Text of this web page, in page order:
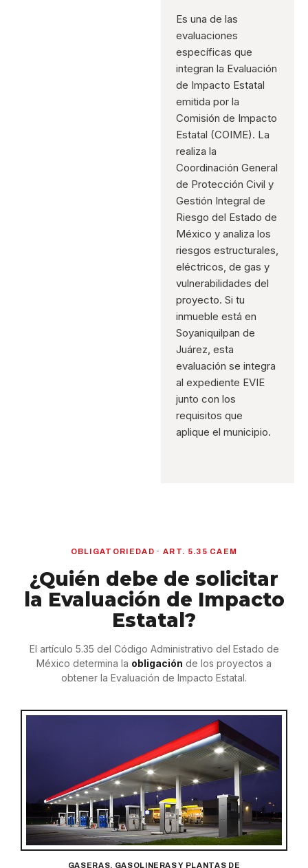
Es una de las
evaluaciones
específicas que
integran la Evaluación
de Impacto Estatal
emitida por la
Comisión de Impacto
Estatal (COIME). La
realiza la
Coordinación General
de Protección Civil y
Gestión Integral de
Riesgo del Estado de
México y analiza los
riesgos estructurales,
eléctricos, de gas y
vulnerabilidades del
proyecto. Si tu
inmueble está en
Soyaniquilpan de
Juárez, esta
evaluación se integra
al expediente EVIE
junto con los
requisitos que
aplique el municipio.
OBLIGATORIEDAD · ART. 5.35 CAEM
¿Quién debe de solicitar
la Evaluación de Impacto
Estatal?
El artículo 5.35 del Código Administrativo del Estado de
México determina la obligación de los proyectos a
obtener la Evaluación de Impacto Estatal.
GASERAS, GASOLINERAS Y PLANTAS DE